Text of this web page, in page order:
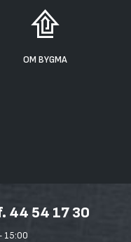
OM BYGMA
44 54 17 30
15:00